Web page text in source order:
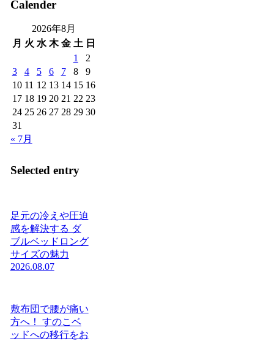
Calender
2026年8月
月 火 水 木 金 土 日
1
2
3
4 5 6 7 8
9
10 11 12 13 14 15 16
17 18 19 20 21 22 23
24 25 26 27 28 29 30
31
« 7月
Selected entry
足元の冷えや圧迫
感を解決する ダ
ブルベッドロング
サイズの魅力
2026.08.07
敷布団で腰が痛い
方へ！ すのこベ
ッドへの移行をお